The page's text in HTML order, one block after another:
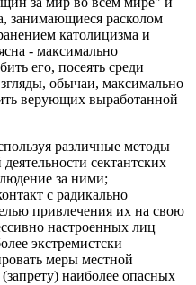
занимающиеся расколом
католицизма и
- максимально
его, посеять среди
обычаи, максимально
верующих выработанной
различные методы
сектантских
за ними;
с радикально
привлечения их на свою
настроенных лиц
экстремистски
меры местной
наиболее опасных